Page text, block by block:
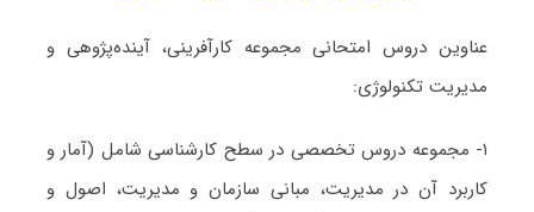
عناوین دروس امتحانی مجموعه کارآفرینی، آینده‌پژوهی و
مدیریت تکنولوژی:
۱- مجموعه دروس تخصصی در سطح کارشناسی شامل (آمار و
کاربرد آن در مدیریت، مبانی سازمان و مدیریت، اصول و